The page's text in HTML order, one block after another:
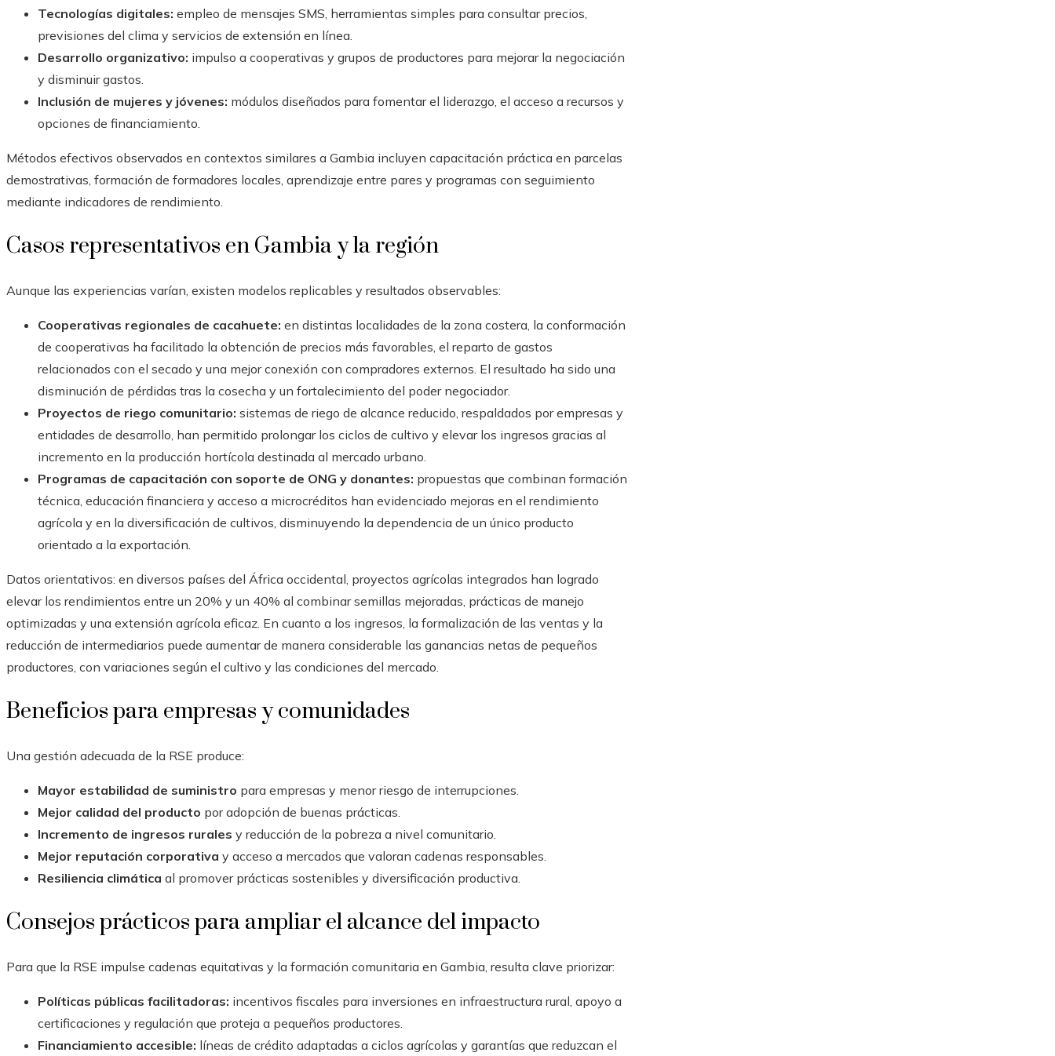
Tecnologías digitales: empleo de mensajes SMS, herramientas simples para consultar precios,
previsiones del clima y servicios de extensión en línea.
Desarrollo organizativo: impulso a cooperativas y grupos de productores para mejorar la negociación
y disminuir gastos.
Inclusión de mujeres y jóvenes: módulos diseñados para fomentar el liderazgo, el acceso a recursos y
opciones de financiamiento.
Métodos efectivos observados en contextos similares a Gambia incluyen capacitación práctica en parcelas
demostrativas, formación de formadores locales, aprendizaje entre pares y programas con seguimiento
mediante indicadores de rendimiento.
Casos representativos en Gambia y la región
Aunque las experiencias varían, existen modelos replicables y resultados observables:
Cooperativas regionales de cacahuete: en distintas localidades de la zona costera, la conformación
de cooperativas ha facilitado la obtención de precios más favorables, el reparto de gastos
relacionados con el secado y una mejor conexión con compradores externos. El resultado ha sido una
disminución de pérdidas tras la cosecha y un fortalecimiento del poder negociador.
Proyectos de riego comunitario: sistemas de riego de alcance reducido, respaldados por empresas y
entidades de desarrollo, han permitido prolongar los ciclos de cultivo y elevar los ingresos gracias al
incremento en la producción hortícola destinada al mercado urbano.
Programas de capacitación con soporte de ONG y donantes: propuestas que combinan formación
técnica, educación financiera y acceso a microcréditos han evidenciado mejoras en el rendimiento
agrícola y en la diversificación de cultivos, disminuyendo la dependencia de un único producto
orientado a la exportación.
Datos orientativos: en diversos países del África occidental, proyectos agrícolas integrados han logrado
elevar los rendimientos entre un 20% y un 40% al combinar semillas mejoradas, prácticas de manejo
optimizadas y una extensión agrícola eficaz. En cuanto a los ingresos, la formalización de las ventas y la
reducción de intermediarios puede aumentar de manera considerable las ganancias netas de pequeños
productores, con variaciones según el cultivo y las condiciones del mercado.
Beneficios para empresas y comunidades
Una gestión adecuada de la RSE produce:
Mayor estabilidad de suministro para empresas y menor riesgo de interrupciones.
Mejor calidad del producto por adopción de buenas prácticas.
Incremento de ingresos rurales y reducción de la pobreza a nivel comunitario.
Mejor reputación corporativa y acceso a mercados que valoran cadenas responsables.
Resiliencia climática al promover prácticas sostenibles y diversificación productiva.
Consejos prácticos para ampliar el alcance del impacto
Para que la RSE impulse cadenas equitativas y la formación comunitaria en Gambia, resulta clave priorizar:
Políticas públicas facilitadoras: incentivos fiscales para inversiones en infraestructura rural, apoyo a
certificaciones y regulación que proteja a pequeños productores.
Financiamiento accesible: líneas de crédito adaptadas a ciclos agrícolas y garantías que reduzcan el